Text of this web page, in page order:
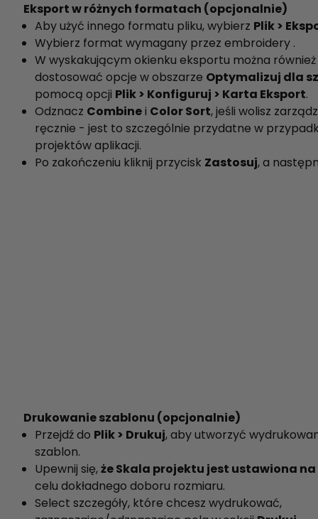
Eksport w różnych formatach (opcjonalnie)
Aby użyć innego formatu pliku, wybierz Plik >
Wybierz format wymagany przez embroidery .
W wyskakującym okienku eksportu można również
dostosować opcje w obszarze Optymalizuj dla
pomocą opcji Plik > Konfiguruj > Karta Eksport.
Odznacz Combinei Color Sort, jeśli wolisz
ręcznie - jest to szczególnie przydatne w
projektów aplikacji.
Po zakończeniu kliknij przycisk Zastosuj, a
Drukowanie szablonu (opcjonalnie)
Przejdź do Plik > Drukuj, aby utworzyć
szablon.
Upewnij się,że Skala projektu jest ustawiona na
celu dokładnego doboru rozmiaru.
Select szczegóły, które chcesz wydrukować,